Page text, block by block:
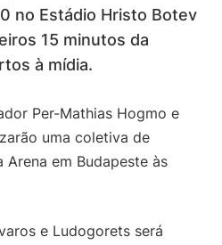
no Estádio Hristo Botev
15 minutos da
à mídia.
Per-Mathias Hogmo e
uma coletiva de
Arena em Budapeste às
e Ludogorets será